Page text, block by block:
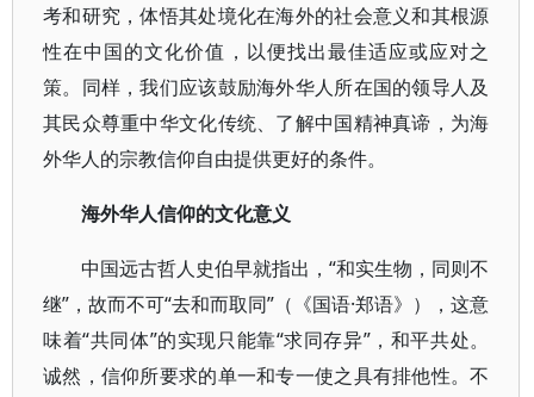
考和研究，体悟其处境化在海外的社会意义和其根源
性在中国的文化价值，以便找出最佳适应或应对之
策。同样，我们应该鼓励海外华人所在国的领导人及
其民众尊重中华文化传统、了解中国精神真谛，为海
外华人的宗教信仰自由提供更好的条件。
海外华人信仰的文化意义
中国远古哲人史伯早就指出，“和实生物，同则不
继”，故而不可“去和而取同”（《国语·郑语》），这意
味着“共同体”的实现只能靠“求同存异”，和平共处。
诚然，信仰所要求的单一和专一使之具有排他性。不